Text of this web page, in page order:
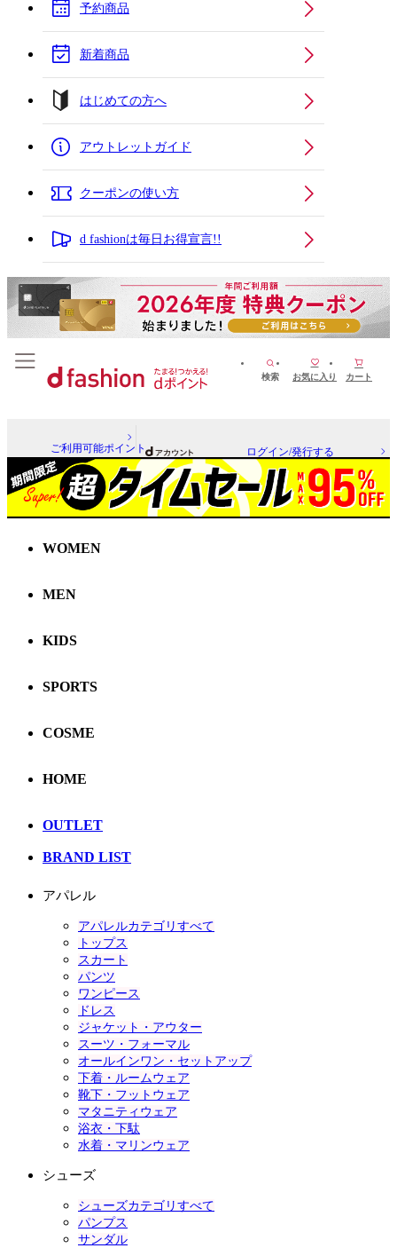
予約商品
新着商品
はじめての方へ
アウトレットガイド
クーポンの使い方
d fashionは毎日お得宣言!!
検索 お気に入り カート
ご利用可能ポイント ログイン/発行する
WOMEN
MEN
KIDS
SPORTS
COSME
HOME
OUTLET
BRAND LIST
アパレル
アパレルカテゴリすべて
トップス
スカート
パンツ
ワンピース
ドレス
ジャケット・アウター
スーツ・フォーマル
オールインワン・セットアップ
下着・ルームウェア
靴下・フットウェア
マタニティウェア
浴衣・下駄
水着・マリンウェア
シューズ
シューズカテゴリすべて
パンプス
サンダル